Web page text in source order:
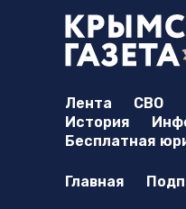
Лента СВО
История
Бесплатная
Главная